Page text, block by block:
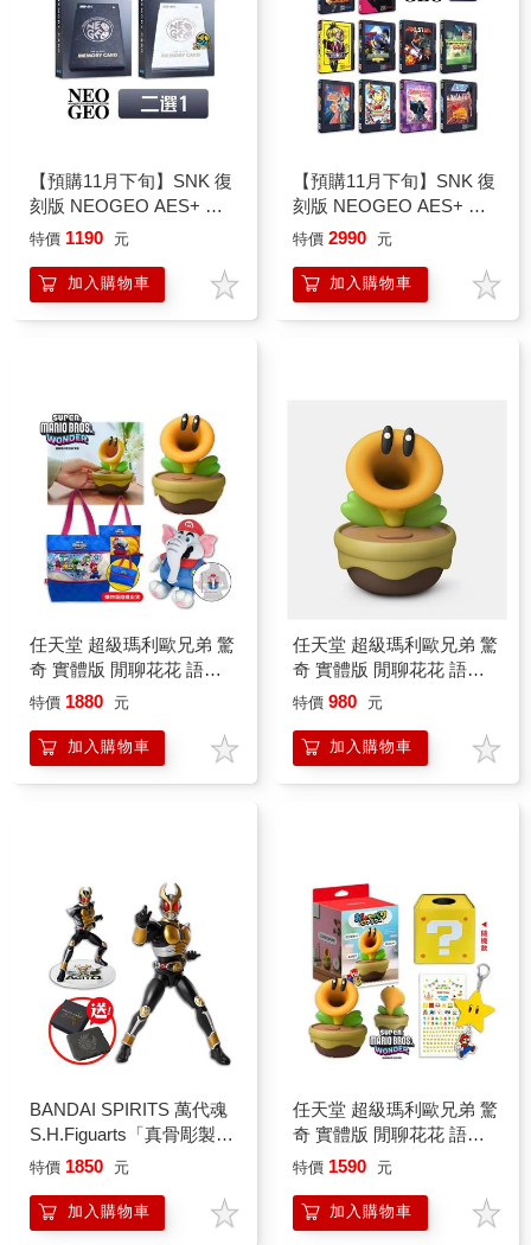
【預購11月下旬】SNK 復
刻版 NEOGEO AES+ 記
憶卡（黑色／白色二選
特價 1190 元
加入購物車
【預購11月下旬】SNK 復
刻版 NEOGEO AES+ 遊
戲卡匣 懷舊 格鬥天王 餓
特價 2990 元
加入購物車
任天堂 超級瑪利歐兄弟 驚
奇 實體版 閒聊花花 語音
裝置（大象娃娃+購物袋）
特價 1880 元
加入購物車
任天堂 超級瑪利歐兄弟 驚
奇 實體版 閒聊花花 語音
裝置（一個）
特價 980 元
加入購物車
BANDAI SPIRITS 萬代魂
S.H.Figuarts「真骨彫製法
假面騎士顎門 大地型態
動人偶 25週年
特價 1850 元
加入購物車
任天堂 超級瑪利歐兄弟 驚
奇 實體版 閒聊花花 語音
裝置（鐵盒+無敵星吊飾）
特價 1590 元
加入購物車